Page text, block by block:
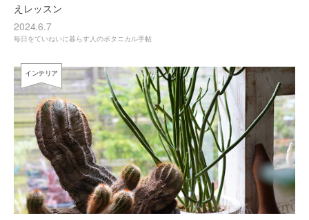
えレッスン
2024.6.7
毎日をていねいに暮らす人のボタニカル手帖
インテリア